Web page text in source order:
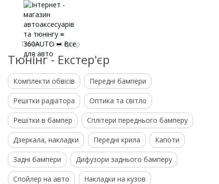
Тюнінг - Екстер'єр
Тюнінг - Екстер'єр
Комплекти обвісів Передні бампери
Решітки радіатора Оптика та світло
Решітки в бампер Сплітери переднього бамперу
Дзеркала, накладки Передні крила Капоти
Задні бампери Дифузори заднього бамперу
Спойлер на авто Накладки на кузов